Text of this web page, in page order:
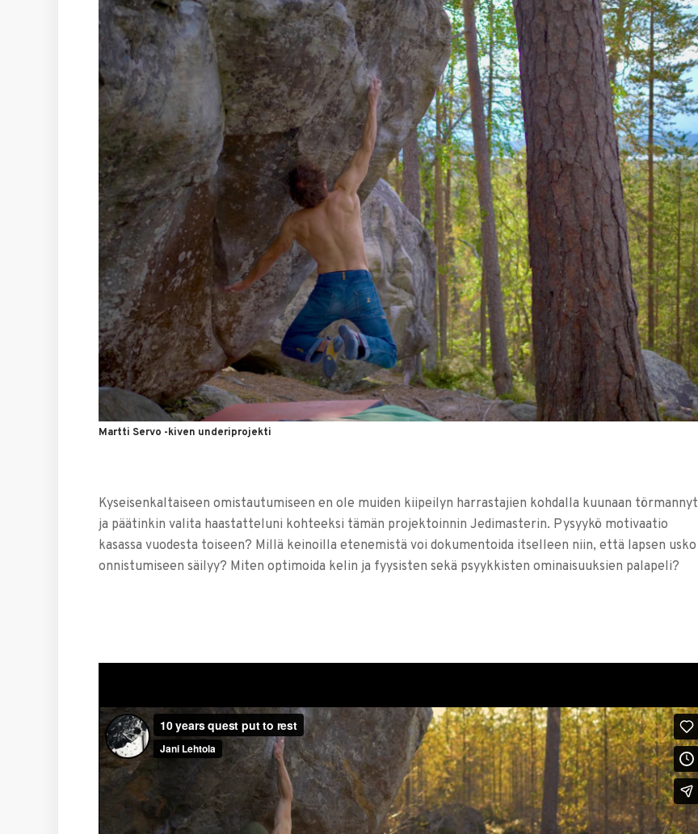
Martti Servo -kiven underiprojekti
Kyseisenkaltaiseen omistautumiseen en ole muiden kiipeilyn harrastajien kohdalla kuunaan törmannyt
ja päätinkin valita haastatteluni kohteeksi tämän projektoinnin Jedimasterin. Pysyykö motivaatio
kasassa vuodesta toiseen? Millä keinoilla etenemistä voi dokumentoida itselleen niin, että lapsen usko
onnistumiseen säilyy? Miten optimoida kelin ja fyysisten sekä psyykkisten ominaisuuksien palapeli?